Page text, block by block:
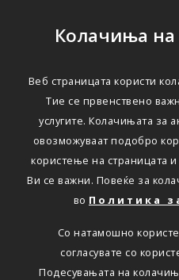
Колачиња на
Веб страницата користи
Тие се првенствено
услугите. Колачињата за
овозможуваат подобро
користење на страницата
Ви се важни. Повеќе за
во Политика
Со натамошно
согласувате со
Подесувањата на